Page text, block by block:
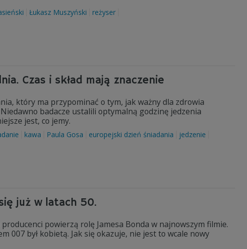
Łukasz Muszyński reżyser
Czas i skład mają znaczenie
który ma przypominać o tym, jak ważny dla zdrowia
badacze ustalili optymalną godzinę jedzenia
jest, co jemy.
kawa Paula Gosa europejski dzień śniadania jedzenie
już w latach 50.
powierzą rolę Jamesa Bonda w najnowszym filmie.
007 był kobietą. Jak się okazuje, nie jest to wcale nowy